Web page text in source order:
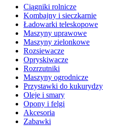
Ciągniki rolnicze
Kombajny i sieczkarnie
Ładowarki teleskopowe
Maszyny uprawowe
Maszyny zielonkowe
Rozsiewacze
Opryskiwacze
Rozrzutniki
Maszyny ogrodnicze
Przystawki do kukurydzy
Oleje i smary
Opony i felgi
Akcesoria
Zabawki